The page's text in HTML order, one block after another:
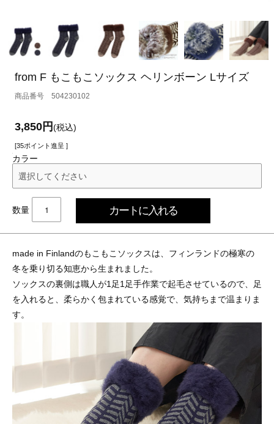
from F もこもこソックス ヘリンボーン Lサイズ
504230102
3,850円(税込)
[35ポイント進呈 ]
カラー
数量
made in Finlandのもこもこソックスは、フィンランドの極寒の
冬を乗り切る知恵から生まれました。
ソックスの裏側は職人が1足1足手作業で起毛させているので、足
を入れると、柔らかく包まれている感覚で、気持ちまで温まりま
す。